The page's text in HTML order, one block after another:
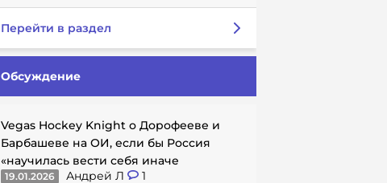
Перейти в раздел
Обсуждение
Vegas Hockey Knight о Дорофееве и
Барбашеве на ОИ, если бы Россия
«научилась вести себя иначе
19.01.2026 Андрей Л 1